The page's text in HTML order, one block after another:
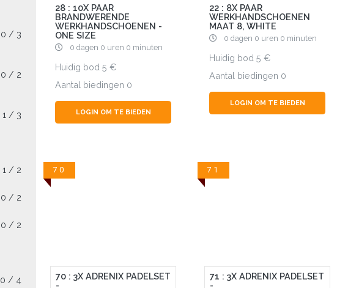
28 : 10X PAAR
BRANDWERENDE
WERKHANDSCHOENEN -
ONE SIZE
0 dagen 0 uren 0 minuten
Huidig bod 5
Aantal biedingen 0
LOGIN OM TE BIEDEN
22 : 8X PAAR
WERKHANDSCHOENEN
MAAT 8, WHITE
0 dagen 0 uren 0 minuten
Huidig bod 5
Aantal biedingen 0
LOGIN OM TE BIEDEN
70
70 : 3X ADRENIX PADELSET
-
71
71 : 3X ADRENIX PADELSET
-
0 / 3
0 / 2
1 / 3
1 / 2
0 / 2
0 / 2
0 / 4